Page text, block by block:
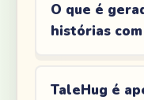
O que é
histórias com
TaleHug é